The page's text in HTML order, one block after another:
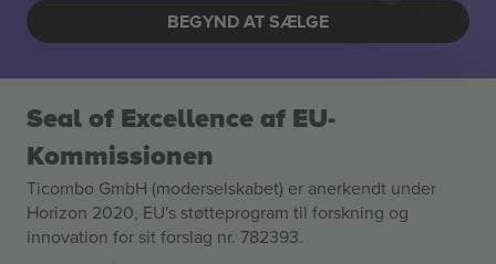
BEGYND AT SÆLGE
Seal of Excellence af EU-
Kommissionen
Ticombo GmbH (moderselskabet) er anerkendt under
Horizon 2020, EU's støtteprogram til forskning og
innovation for sit forslag nr. 782393.